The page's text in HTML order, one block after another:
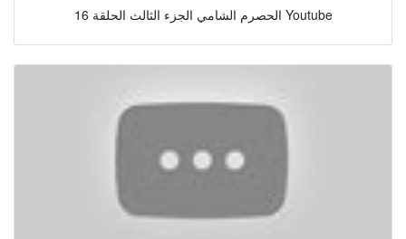
الحصرم الشامي الجزء الثالث الحلقة 16 Youtube